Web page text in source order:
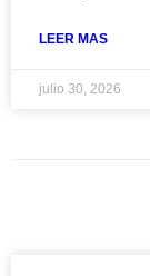
LEER MAS
julio 30, 2026